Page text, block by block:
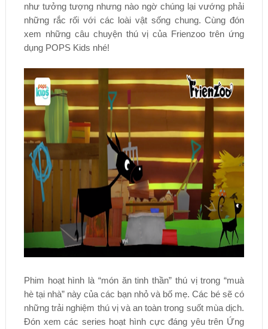
như tưởng tượng nhưng nào ngờ chúng lại vướng phải
những rắc rối với các loài vật sống chung. Cùng đón
xem những câu chuyện thú vị của Frienzoo trên ứng
dụng POPS Kids nhé!
Phim hoạt hình là “món ăn tinh thần” thú vị trong “muà
hè tại nhà” này của các bạn nhỏ và bố mẹ. Các bé sẽ có
những trải nghiệm thú vị và an toàn trong suốt mùa dịch.
Đón xem các series hoạt hình cực đáng yêu trên Ứng